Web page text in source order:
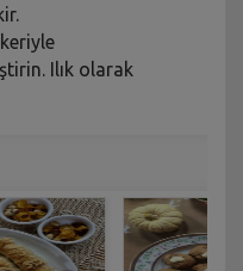
Ilık olarak